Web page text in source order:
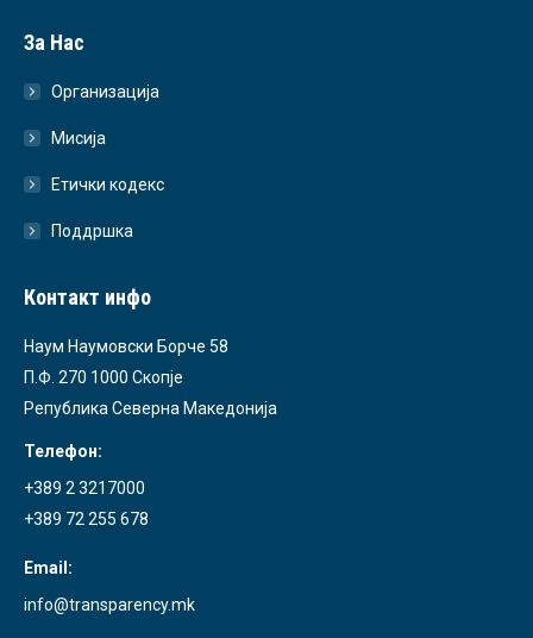
За Нас
Организација
Мисија
Етички кодекс
Поддршка
Контакт инфо
Наум Наумовски Борче 58
П.Ф. 270 1000 Скопје
Република Северна Македонија
Телефон:
+389 2 3217000
+389 72 255 678
Email:
info@transparency.mk